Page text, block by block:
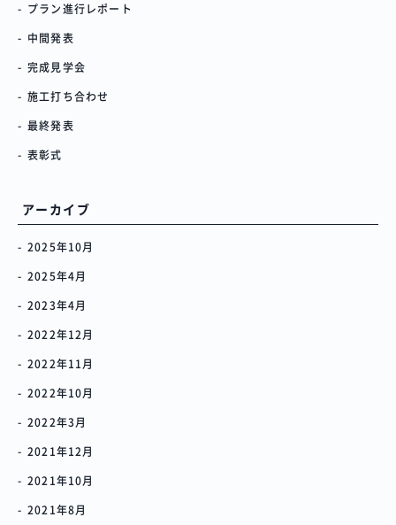
プラン進行レポート
中間発表
完成見学会
施工打ち合わせ
最終発表
表彰式
アーカイブ
2025年10月
2025年4月
2023年4月
2022年12月
2022年11月
2022年10月
2022年3月
2021年12月
2021年10月
2021年8月